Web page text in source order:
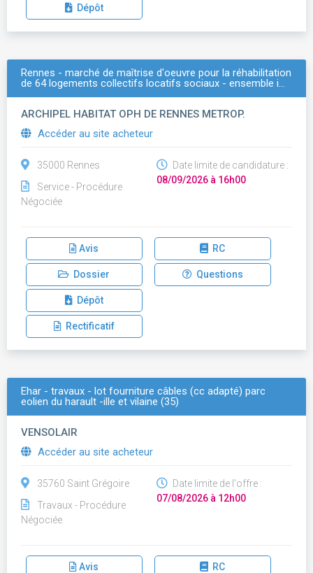
Dépôt
Rennes - marché de maîtrise d'oeuvre pour la réhabilitation
de 64 logements collectifs locatifs sociaux - ensemble i…
ARCHIPEL HABITAT OPH DE RENNES METROP.
Accéder au site acheteur
35000 Rennes
Service - Procédure
Négociée
Date limite de candidature :
08/09/2026 à 16h00
Avis RC
Dossier Questions
Dépôt
Rectificatif
Ehar - travaux - lot fourniture câbles (cc adapté) parc
eolien du harault -ille et vilaine (35)
VENSOLAIR
Accéder au site acheteur
35760 Saint Grégoire
Travaux - Procédure
Négociée
Date limite de l'offre :
07/08/2026 à 12h00
Avis RC